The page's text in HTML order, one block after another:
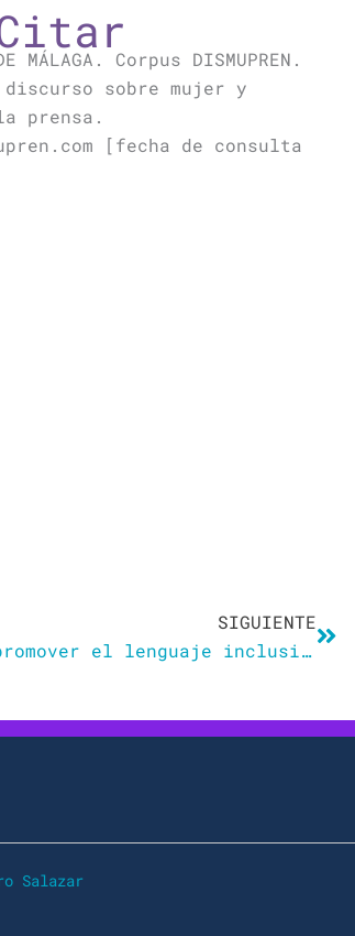
Citar
MÁLAGA. Corpus DISMUPREN.
sobre mujer y
prensa.
[fecha de consulta
SIGUIENTE
Elaboran una guía para promover el lenguaje inclusivo en la investigación en salud
Salazar